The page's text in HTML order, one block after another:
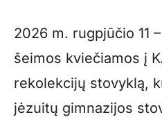
2026 m. rugpjūčio 11
šeimos kviečiamos į
rekolekcijų stovyklą,
jėzuitų gimnazijos